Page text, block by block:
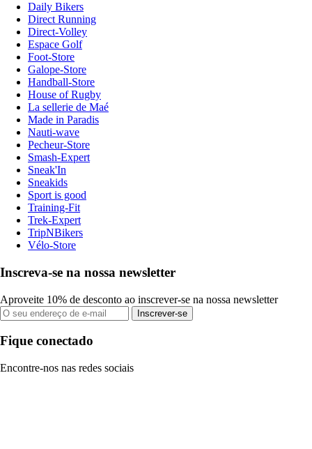
Daily Bikers
Direct Running
Direct-Volley
Espace Golf
Foot-Store
Galope-Store
Handball-Store
House of Rugby
La sellerie de Maé
Made in Paradis
Nauti-wave
Pecheur-Store
Smash-Expert
Sneak'In
Sneakids
Sport is good
Training-Fit
Trek-Expert
TripNBikers
Vélo-Store
Inscreva-se na nossa newsletter
Aproveite 10% de desconto ao inscrever-se na nossa newsletter
Inscrever-se
Fique conectado
Encontre-nos nas redes sociais